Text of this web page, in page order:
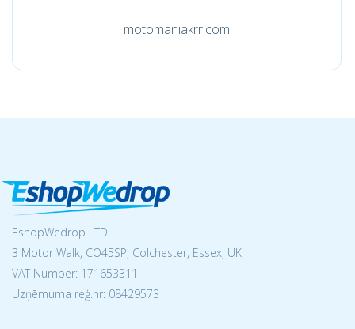
motomaniakrr.com
EshopWedrop LTD
3 Motor Walk, CO45SP, Colchester, Essex, UK
VAT Number: 171653311
Uzņēmuma reģ.nr: 08429573